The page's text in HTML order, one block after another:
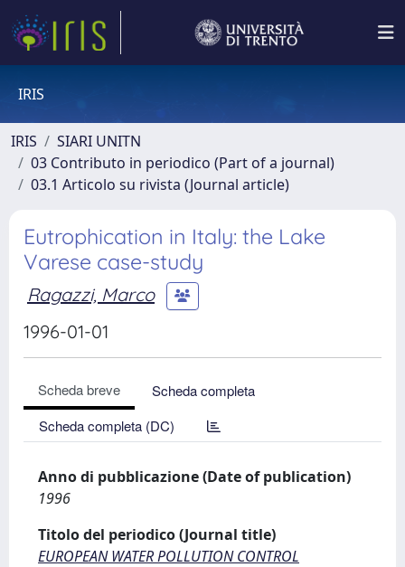
IRIS
IRIS
SIARI UNITN
03 Contributo in periodico (Part of a journal)
03.1 Articolo su rivista (Journal article)
Eutrophication in Italy: the Lake
Varese case-study
Ragazzi, Marco
1996-01-01
Scheda breve
Scheda completa
Scheda completa (DC)
Anno di pubblicazione (Date of publication)
1996
Titolo del periodico (Journal title)
EUROPEAN WATER POLLUTION CONTROL